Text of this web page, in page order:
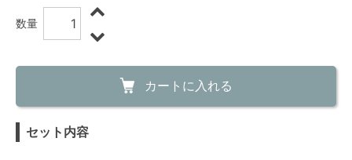
数量
カートに入れる
セット内容